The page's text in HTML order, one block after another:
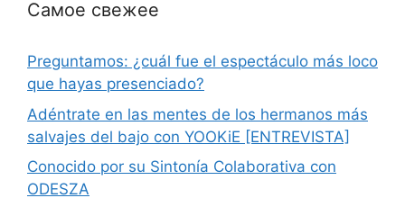
Самое свежее
Preguntamos: ¿cuál fue el espectáculo más loco
que hayas presenciado?
Adéntrate en las mentes de los hermanos más
salvajes del bajo con YOOKiE [ENTREVISTA]
Conocido por su Sintonía Colaborativa con
ODESZA